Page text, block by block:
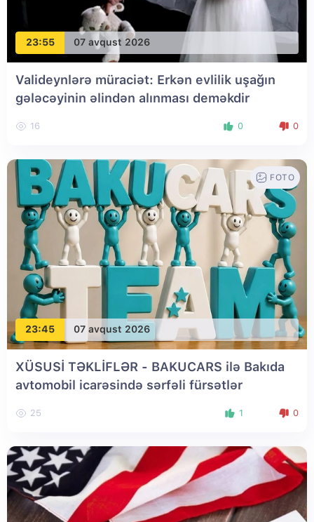
23:55 07 avqust 2026
Valideynlərə müraciət: Erkən evlilik uşağın
gələcəyinin əlindən alınması deməkdir
16 0 0
23:45 07 avqust 2026
FOTO
XÜSUSİ TƏKLİFLƏR - BAKUCARS ilə Bakıda
avtomobil icarəsində sərfəli fürsətlər
25 1 0